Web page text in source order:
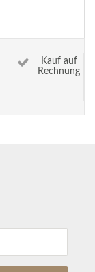
Kauf auf
Rechnung